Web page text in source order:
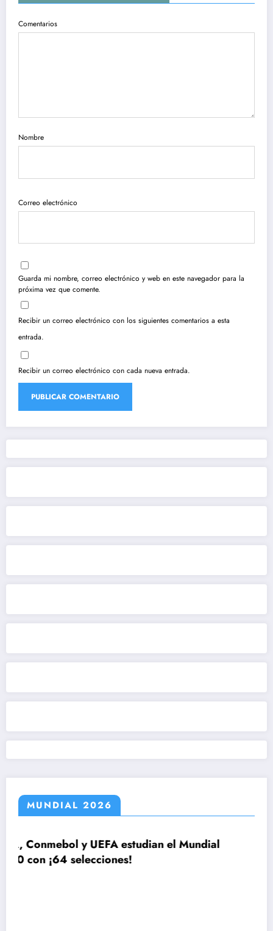
Comentarios
Nombre
Correo electrónico
Guarda mi nombre, correo electrónico y web en este navegador para la
próxima vez que comente.
Recibir un correo electrónico con los siguientes comentarios a esta
entrada.
Recibir un correo electrónico con cada nueva entrada.
MUNDIAL 2026
el Mundial